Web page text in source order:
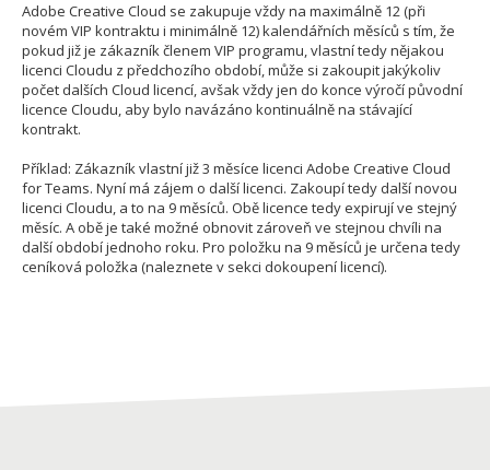
Adobe Creative Cloud se zakupuje vždy na maximálně 12 (při
novém VIP kontraktu i minimálně 12) kalendářních měsíců s tím, že
pokud již je zákazník členem VIP programu, vlastní tedy nějakou
licenci Cloudu z předchozího období, může si zakoupit jakýkoliv
počet dalších Cloud licencí, avšak vždy jen do konce výročí původní
licence Cloudu, aby bylo navázáno kontinuálně na stávající
kontrakt.
Příklad: Zákazník vlastní již 3 měsíce licenci Adobe Creative Cloud
for Teams. Nyní má zájem o další licenci. Zakoupí tedy další novou
licenci Cloudu, a to na 9 měsíců. Obě licence tedy expirují ve stejný
měsíc. A obě je také možné obnovit zároveň ve stejnou chvíli na
další období jednoho roku. Pro položku na 9 měsíců je určena tedy
ceníková položka (naleznete v sekci dokoupení licencí).